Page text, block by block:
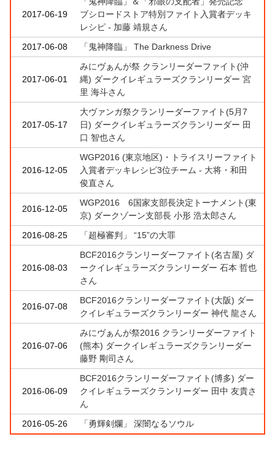
2017-06-19
ブシロードストア特別ファイト入賞者デッキ
レシピ - 加藤 靖規さん
2017-06-08
「鬼神降臨」 The Darkness Drive
2017-06-01
みにヴぁんが祭 クランリーダーファイト(沖
縄) ダークイレギュラーズクランリーダー 宮
里 海斗さん
2017-05-17
大ヴァンガ祭クランリーダーファイト(5月7
日) ダークイレギュラーズクランリーダー 田
口 智也さん
2016-12-05
WGP2016 (東京地区)・トライスリーファイト
入賞者デッキレシピ3位チーム - 大将・和田
俊直さん
2016-12-05
WGP2016 6国家支部長決定トーナメント(東
京) ダークゾーン支部長 小形 浩太郎さん
2016-08-25
「超極審判」 “15”の大罪
2016-08-03
BCF2016クランリーダーファイト(名古屋) ダ
ークイレギュラーズクランリーダー 石本 哲也
さん
2016-07-08
BCF2016クランリーダーファイト(大阪) ダー
クイレギュラーズクランリーダー 神代 龍さん
2016-07-06
みにヴぁんが祭2016 クランリーダーファイト
(熊本) ダークイレギュラーズクランリーダー
藤野 剛司さん
2016-06-09
BCF2016クランリーダーファイト(博多) ダー
クイレギュラーズクランリーダー 田中 友貴さ
ん
2016-05-26
「勇輝剣爛」 深闇なるソウル